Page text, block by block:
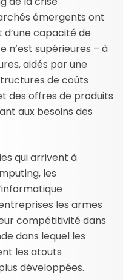
émergents ont
d’une capacité de
n’est supérieures – à
aidés par une
de coûts
des offres de produits
aux besoins des
qui arrivent à
les
les armes
compétitivité dans
dans lequel les
les atouts
développées.